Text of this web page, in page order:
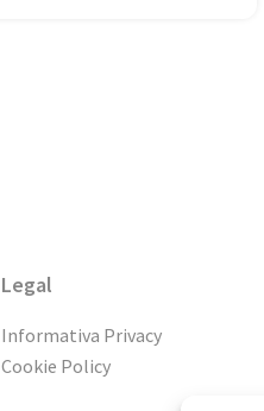
Legal
Informativa Privacy
Cookie Policy